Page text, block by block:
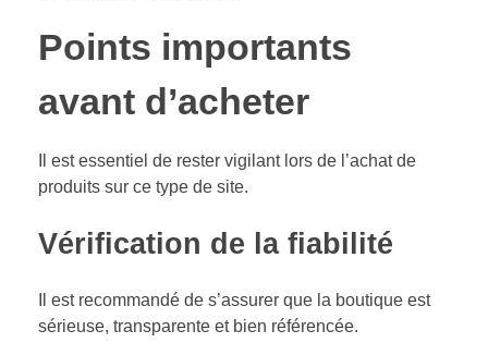
Points importants
avant d’acheter
Il est essentiel de rester vigilant lors de l’achat de
produits sur ce type de site.
Vérification de la fiabilité
Il est recommandé de s’assurer que la boutique est
sérieuse, transparente et bien référencée.